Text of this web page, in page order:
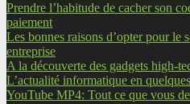
Prendre l’habitude de cacher son
paiement
Les bonnes raisons d’opter pour le
entreprise
A la découverte des gadgets high-
L’actualité informatique en
YouTube MP4: Tout ce que vous